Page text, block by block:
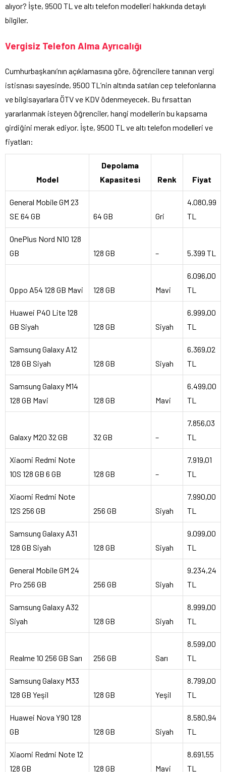
alıyor? İşte, 9500 TL ve altı telefon modelleri hakkında detaylı
bilgiler.
Vergisiz Telefon Alma Ayrıcalığı
Cumhurbaşkanı’nın açıklamasına göre, öğrencilere tanınan vergi
istisnası sayesinde, 9500 TL’nin altında satılan cep telefonlarına
ve bilgisayarlara ÖTV ve KDV ödenmeyecek. Bu fırsattan
yararlanmak isteyen öğrenciler, hangi modellerin bu kapsama
girdiğini merak ediyor. İşte, 9500 TL ve altı telefon modelleri ve
fiyatları:
Model
Depolama
Kapasitesi
Renk Fiyat
General Mobile GM 23
SE 64 GB
64 GB Gri
4.080,99
TL
OnePlus Nord N10 128
GB
128 GB – 5.399 TL
Oppo A54 128 GB Mavi 128 GB Mavi
6.096,00
TL
Huawei P40 Lite 128
GB Siyah
128 GB Siyah
6.999,00
TL
Samsung Galaxy A12
128 GB Siyah
128 GB Siyah
6.369,02
TL
Samsung Galaxy M14
128 GB Mavi
128 GB Mavi
6.499,00
TL
Galaxy M20 32 GB 32 GB –
7.856,03
TL
Xiaomi Redmi Note
10S 128 GB 6 GB
128 GB –
7.919,01
TL
Xiaomi Redmi Note
12S 256 GB
256 GB Siyah
7.990,00
TL
Samsung Galaxy A31
128 GB Siyah
128 GB Siyah
9.099,00
TL
General Mobile GM 24
Pro 256 GB
256 GB Siyah
9.234,24
TL
Samsung Galaxy A32
Siyah
128 GB Siyah
8.999,00
TL
Realme 10 256 GB Sarı 256 GB Sarı
8.599,00
TL
Samsung Galaxy M33
128 GB Yeşil
128 GB Yeşil
8.799,00
TL
Huawei Nova Y90 128
GB
128 GB Siyah
8.580,94
TL
Xiaomi Redmi Note 12
128 GB
128 GB Mavi
8.691,55
TL